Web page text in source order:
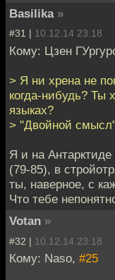
Basilika »
#31 | 10.12.14 23:18
Кому: Цзен
> Я ни хрена не
когда-нибудь? Ты
языках?
> "Двойной
Я и на
(79-85), в
ты, наверное, с
Что тебе
Votan »
#32 | 10.12.14 23:18
Кому: Naso, #25